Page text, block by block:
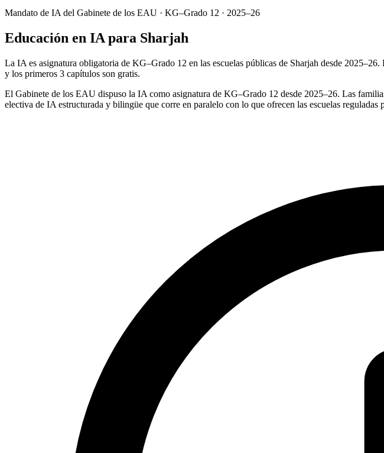
Mandato de IA del Gabinete de los EAU · KG–Grado 12 · 2025–26
Educación en IA para Sharjah
La IA es asignatura obligatoria de KG–Grado 12 en las escuelas públicas de Sharjah desde
y los primeros 3 capítulos son gratis.
El Gabinete de los EAU dispuso la IA como asignatura de KG–Grado 12 desde 2025–26. Las
electiva de IA estructurada y bilingüe que corre en paralelo con lo que ofrecen las escuelas